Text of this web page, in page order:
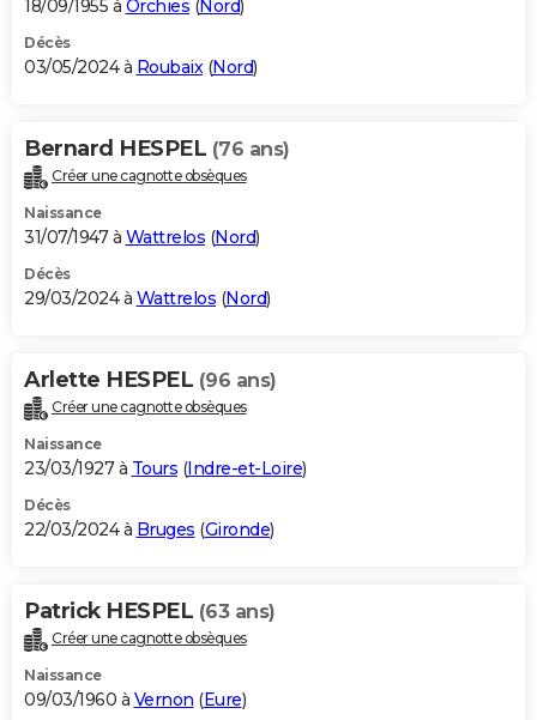
18/09/1955 à Orchies (Nord)
Décès
03/05/2024 à Roubaix(Nord)
Bernard HESPEL (76 ans)
Créer une cagnotte obsèques
Naissance
31/07/1947 à Wattrelos (Nord)
Décès
29/03/2024 à Wattrelos (Nord)
Arlette HESPEL (96 ans)
Créer une cagnotte obsèques
Naissance
23/03/1927 à Tours (Indre-et-Loire)
Décès
22/03/2024 à Bruges (Gironde)
Patrick HESPEL (63 ans)
Créer une cagnotte obsèques
Naissance
09/03/1960 à Vernon (Eure)